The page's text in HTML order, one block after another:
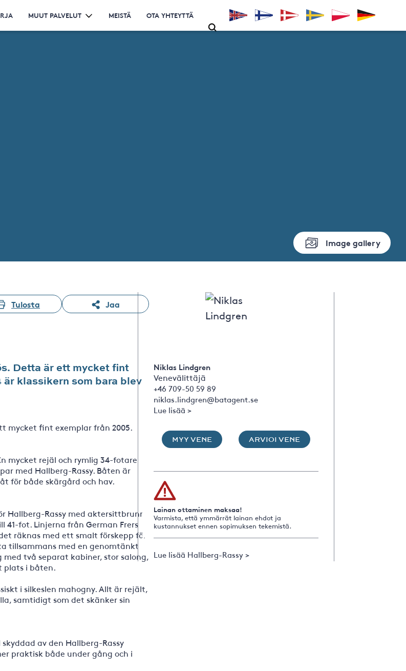
MUUT PALVELUT MEISTÄ OTA YHTEYTTÄ
Image gallery
Tulosta Jaa
Detta är ett mycket fint
klassikern som bara blev
mycket fint exemplar från 2005.
mycket rejäl och rymlig 34-fotare
med Hallberg-Rassy. Båten är
för både skärgård och hav.
Hallberg-Rassy med aktersittbrunn,
fot. Linjerna från German Frers
räknas med ett smalt förskepp för
tillsammans med en genomtänkt
två separat kabiner, stor salong,
plats i båten.
i silkeslen mahogny. Allt är rejält,
samtidigt som det skänker sin
av den Hallberg-Rassy
praktisk både under gång och i
Niklas Lindgren
Venevälittäjä
+46 709-50 59 89
niklas.lindgren@batagent.se
Lue lisää >
MYY VENE ARVIOI VENE
Lainan ottaminen maksaa!
Varmista, että ymmärrät lainan ehdot ja
kustannukset ennen sopimuksen tekemistä.
Lue lisää Hallberg-Rassy >